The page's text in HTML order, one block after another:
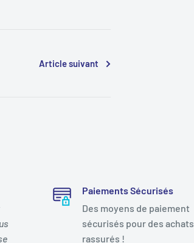
Article suivant
Paiements Sécurisés
Des moyens de paiement
sécurisés pour des achats
rassurés !